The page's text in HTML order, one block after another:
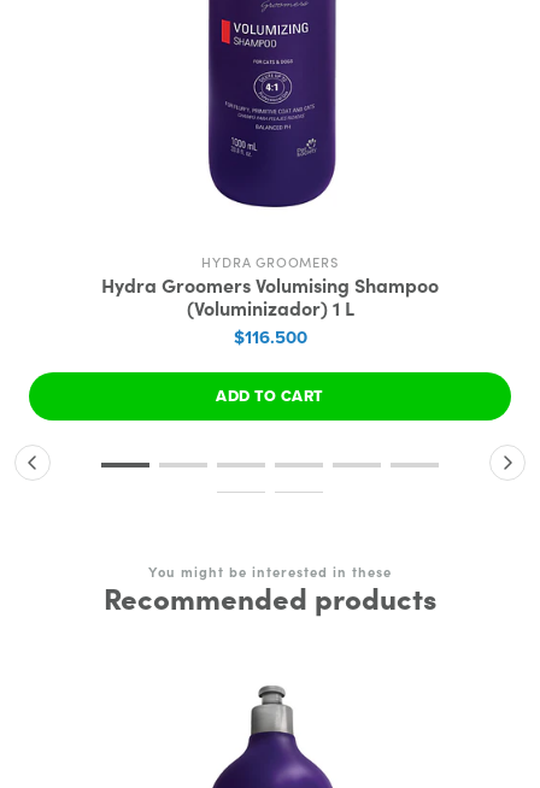
HYDRA GROOMERS
Hydra Groomers Volumising Shampoo
(Voluminizador) 1 L
$116.500
ADD TO CART
You might be interested in these
Recommended products